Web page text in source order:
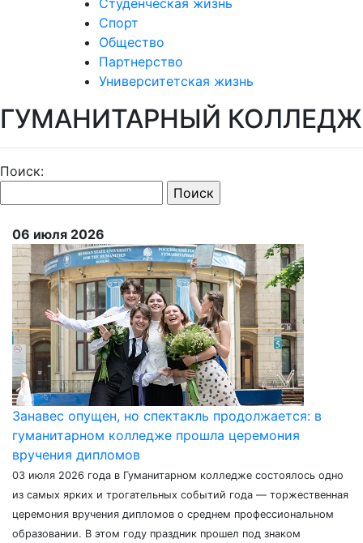
Студенческая жизнь
Спорт
Общество
Партнерство
Университетская жизнь
ГУМАНИТАРНЫЙ КОЛЛЕДЖ
Поиск:
06 июля 2026
Занавес опущен, но спектакль продолжается: в
гуманитарном колледже прошла церемония
вручения дипломов
03 июля 2026 года в Гуманитарном колледже состоялось одно
из самых ярких и трогательных событий года — торжественная
церемония вручения дипломов о среднем профессиональном
образовании. В этом году праздник прошел под знаком